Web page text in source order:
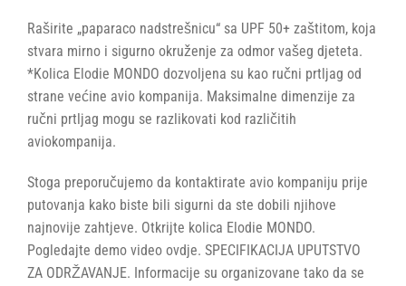
Raširite „paparaco nadstrešnicu“ sa UPF 50+ zaštitom, koja
stvara mirno i sigurno okruženje za odmor vašeg djeteta.
*Kolica Elodie MONDO dozvoljena su kao ručni prtljag od
strane većine avio kompanija. Maksimalne dimenzije za
ručni prtljag mogu se razlikovati kod različitih
aviokompanija.
Stoga preporučujemo da kontaktirate avio kompaniju prije
putovanja kako biste bili sigurni da ste dobili njihove
najnovije zahtjeve. Otkrijte kolica Elodie MONDO.
Pogledajte demo video ovdje. SPECIFIKACIJA UPUTSTVO
ZA ODRŽAVANJE. Informacije su organizovane tako da se